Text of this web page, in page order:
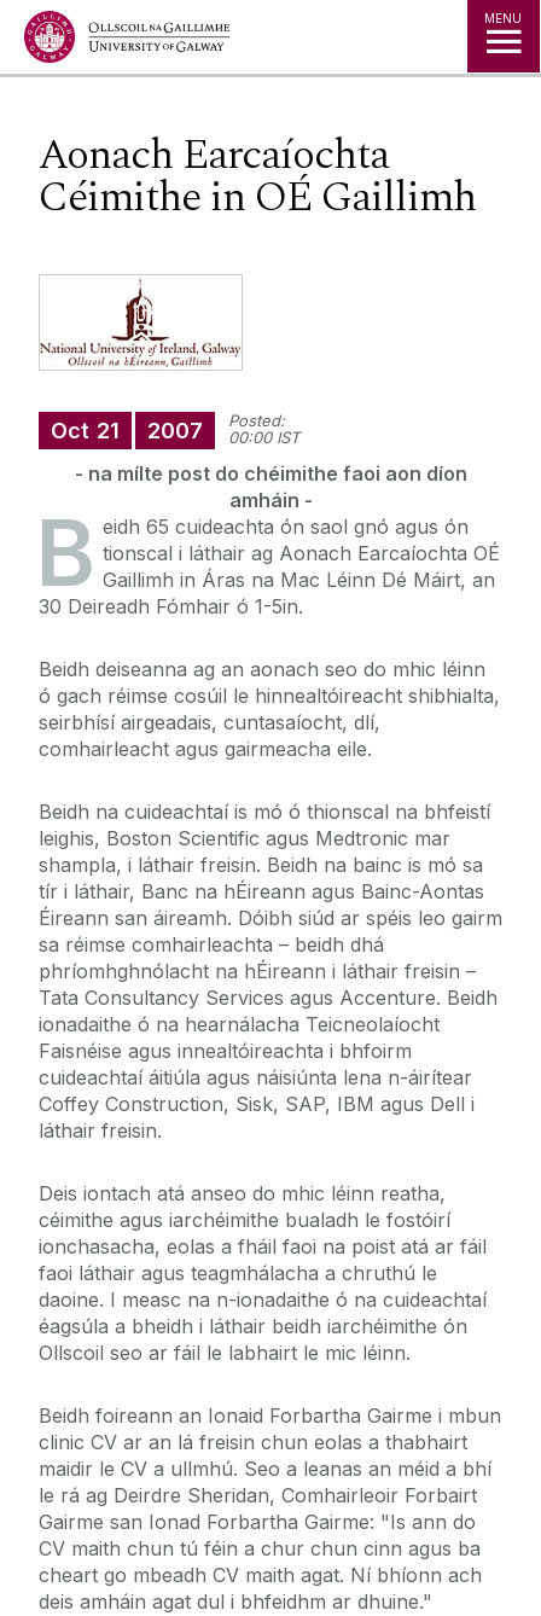
Jump to Content MENU
Aonach Earcaíochta
Céimithe in OÉ Gaillimh
Oct 21 2007
Posted:
00:00 IST
- na mílte post do chéimithe faoi aon díon
amháin -
B eidh 65 cuideachta ón saol gnó agus ón
tionscal i láthair ag Aonach Earcaíochta OÉ
Gaillimh in Áras na Mac Léinn Dé Máirt, an
30 Deireadh Fómhair ó 1-5in.
Beidh deiseanna ag an aonach seo do mhic léinn
ó gach réimse cosúil le hinnealtóireacht shibhialta,
seirbhísí airgeadais, cuntasaíocht, dlí,
comhairleacht agus gairmeacha eile.
Beidh na cuideachtaí is mó ó thionscal na bhfeistí
leighis, Boston Scientific agus Medtronic mar
shampla, i láthair freisin. Beidh na bainc is mó sa
tír i láthair, Banc na hÉireann agus Bainc-Aontas
Éireann san áireamh. Dóibh siúd ar spéis leo gairm
sa réimse comhairleachta – beidh dhá
phríomhghnólacht na hÉireann i láthair freisin –
Tata Consultancy Services agus Accenture. Beidh
ionadaithe ó na hearnálacha Teicneolaíocht
Faisnéise agus innealtóireachta i bhfoirm
cuideachtaí áitiúla agus náisiúnta lena n-áirítear
Coffey Construction, Sisk, SAP, IBM agus Dell i
láthair freisin.
Deis iontach atá anseo do mhic léinn reatha,
céimithe agus iarchéimithe bualadh le fostóirí
ionchasacha, eolas a fháil faoi na poist atá ar fáil
faoi láthair agus teagmhálacha a chruthú le
daoine. I measc na n-ionadaithe ó na cuideachtaí
éagsúla a bheidh i láthair beidh iarchéimithe ón
Ollscoil seo ar fáil le labhairt le mic léinn.
Beidh foireann an Ionaid Forbartha Gairme i mbun
clinic CV ar an lá freisin chun eolas a thabhairt
maidir le CV a ullmhú. Seo a leanas an méid a bhí
le rá ag Deirdre Sheridan, Comhairleoir Forbairt
Gairme san Ionad Forbartha Gairme: "Is ann do
CV maith chun tú féin a chur chun cinn agus ba
cheart go mbeadh CV maith agat. Ní bhíonn ach
deis amháin agat dul i bhfeidhm ar dhuine."